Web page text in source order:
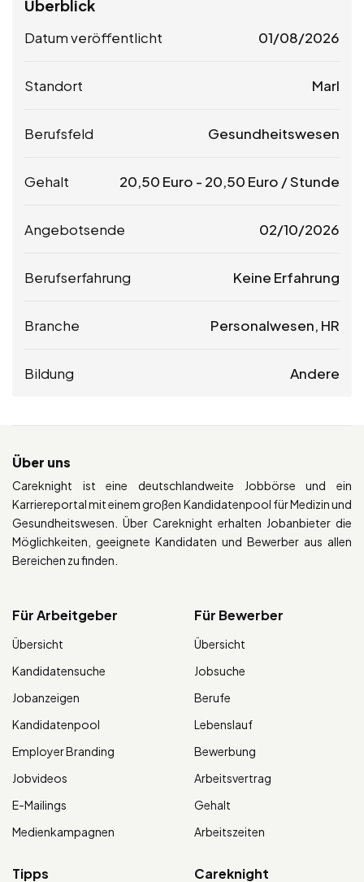
Überblick
Datum veröffentlicht 01/08/2026
Standort Marl
Berufsfeld Gesundheitswesen
Gehalt 20,50 Euro - 20,50 Euro / Stunde
Angebotsende 02/10/2026
Berufserfahrung Keine Erfahrung
Branche Personalwesen, HR
Bildung Andere
Über uns
Careknight ist eine deutschlandweite Jobbörse und ein
Karriereportal mit einem großen Kandidatenpool für Medizin und
Gesundheitswesen. Über Careknight erhalten Jobanbieter die
Möglichkeiten, geeignete Kandidaten und Bewerber aus allen
Bereichen zu finden.
Für Arbeitgeber
Übersicht
Kandidatensuche
Jobanzeigen
Kandidatenpool
Employer Branding
Jobvideos
E-Mailings
Medienkampagnen
Für Bewerber
Übersicht
Jobsuche
Berufe
Lebenslauf
Bewerbung
Arbeitsvertrag
Gehalt
Arbeitszeiten
Tipps Careknight